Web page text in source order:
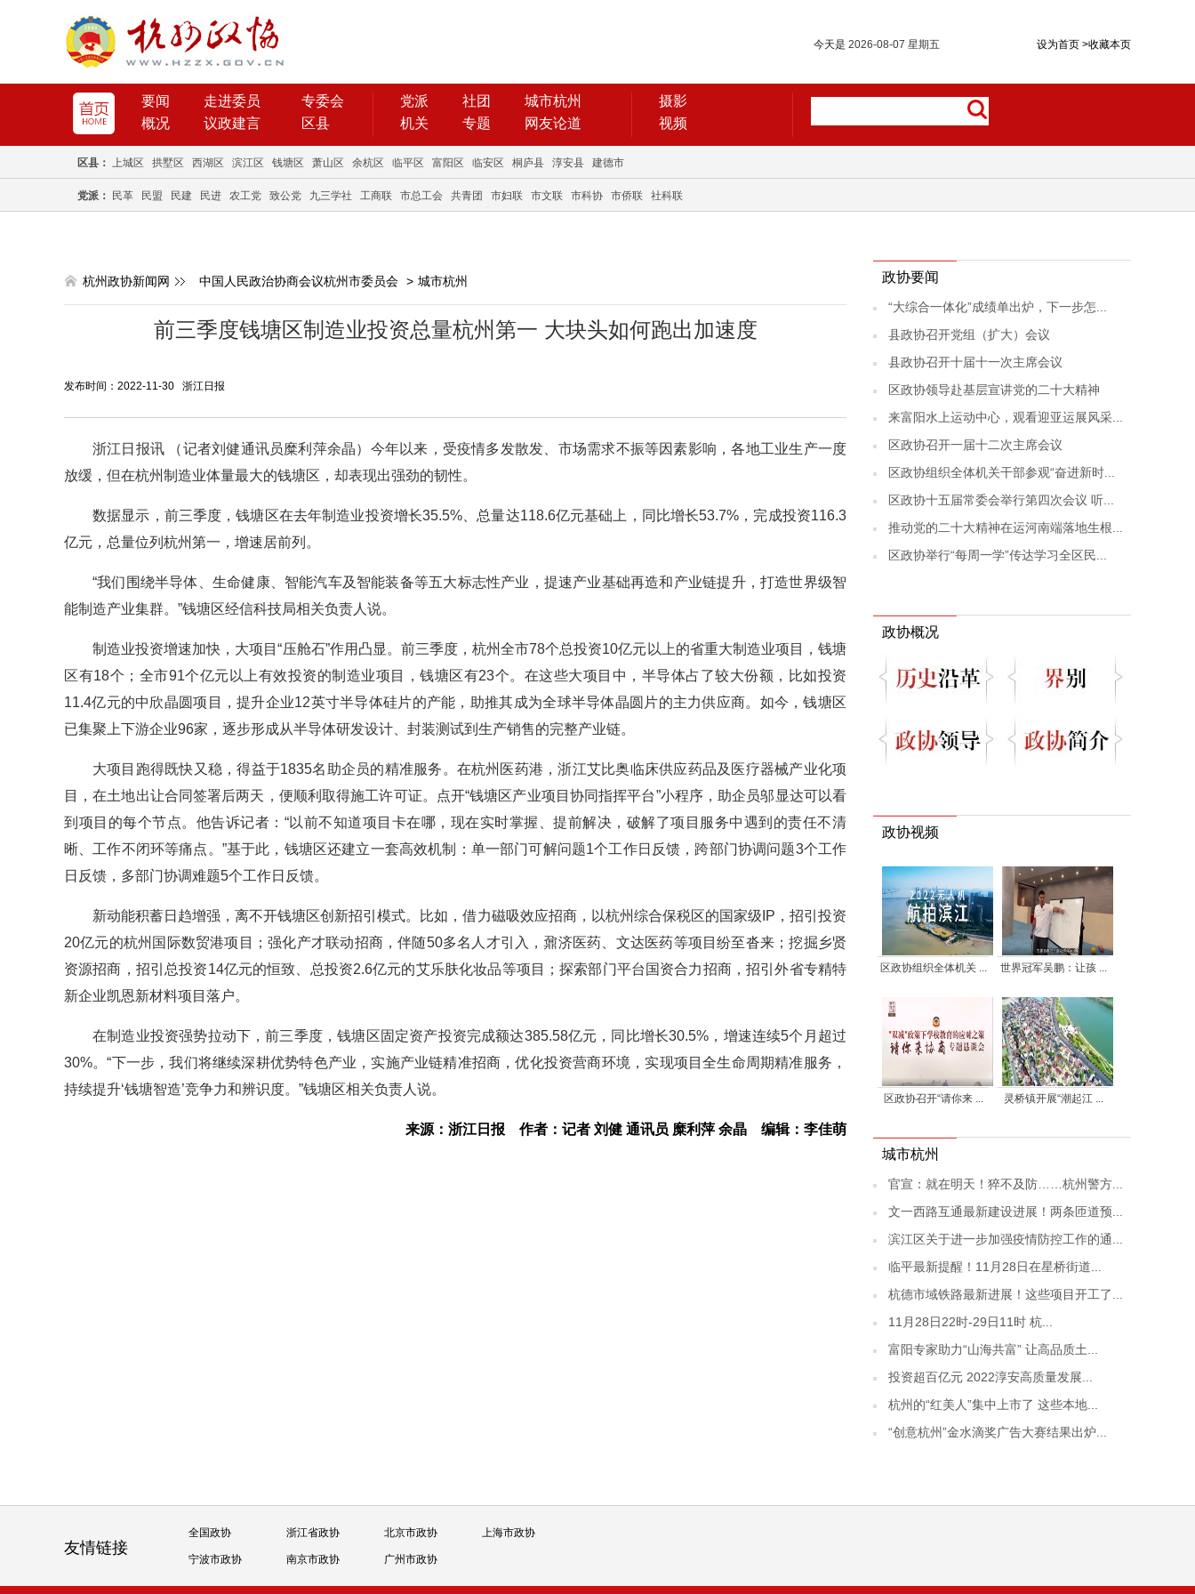
设为首页 >收藏本页
今天是 2026-08-07 星期五
要闻 走进委员
专委会
概况
议政建言 区县
党派 社团
城市杭州
机关
专题 网友论道
摄影
视频
区县： 上城区 拱墅区 西湖区 滨江区 钱塘区 萧山区 余杭区 临平区 富阳区 临安区 桐庐县 淳安县 建德市
党派： 民革 民盟 民建 民进 农工党 致公党 九三学社 工商联 市总工会 共青团 市妇联 市文联 市科协 市侨联 社科联
杭州政协新闻网 中国人民政治协商会议杭州市委员会 > 城市杭州
前三季度钱塘区制造业投资总量杭州第一 大块头如何跑出加速度
发布时间：2022-11-30 浙江日报
浙江日报讯 （记者刘健通讯员糜利萍余晶）今年以来，受疫情多发散发、市场需求不振等因素影响，各地工业生产一度
放缓，但在杭州制造业体量最大的钱塘区，却表现出强劲的韧性。
数据显示，前三季度，钱塘区在去年制造业投资增长35.5%、总量达118.6亿元基础上，同比增长53.7%，完成投资116.3
亿元，总量位列杭州第一，增速居前列。
“我们围绕半导体、生命健康、智能汽车及智能装备等五大标志性产业，提速产业基础再造和产业链提升，打造世界级智
能制造产业集群。”钱塘区经信科技局相关负责人说。
制造业投资增速加快，大项目“压舱石”作用凸显。前三季度，杭州全市78个总投资10亿元以上的省重大制造业项目，钱塘
区有18个；全市91个亿元以上有效投资的制造业项目，钱塘区有23个。在这些大项目中，半导体占了较大份额，比如投资
11.4亿元的中欣晶圆项目，提升企业12英寸半导体硅片的产能，助推其成为全球半导体晶圆片的主力供应商。如今，钱塘区
已集聚上下游企业96家，逐步形成从半导体研发设计、封装测试到生产销售的完整产业链。
大项目跑得既快又稳，得益于1835名助企员的精准服务。在杭州医药港，浙江艾比奥临床供应药品及医疗器械产业化项
目，在土地出让合同签署后两天，便顺利取得施工许可证。点开“钱塘区产业项目协同指挥平台”小程序，助企员邬显达可以看
到项目的每个节点。他告诉记者：“以前不知道项目卡在哪，现在实时掌握、提前解决，破解了项目服务中遇到的责任不清
晰、工作不闭环等痛点。”基于此，钱塘区还建立一套高效机制：单一部门可解问题1个工作日反馈，跨部门协调问题3个工作
日反馈，多部门协调难题5个工作日反馈。
新动能积蓄日趋增强，离不开钱塘区创新招引模式。比如，借力磁吸效应招商，以杭州综合保税区的国家级IP，招引投资
20亿元的杭州国际数贸港项目；强化产才联动招商，伴随50多名人才引入，鼐济医药、文达医药等项目纷至沓来；挖掘乡贤
资源招商，招引总投资14亿元的恒致、总投资2.6亿元的艾乐肤化妆品等项目；探索部门平台国资合力招商，招引外省专精特
新企业凯恩新材料项目落户。
在制造业投资强势拉动下，前三季度，钱塘区固定资产投资完成额达385.58亿元，同比增长30.5%，增速连续5个月超过
30%。“下一步，我们将继续深耕优势特色产业，实施产业链精准招商，优化投资营商环境，实现项目全生命周期精准服务，
持续提升‘钱塘智造’竞争力和辨识度。”钱塘区相关负责人说。
来源：浙江日报 作者：记者 刘健 通讯员 糜利萍 余晶 编辑：李佳萌
政协要闻
“大综合一体化”成绩单出炉，下一步怎...
县政协召开党组（扩大）会议
县政协召开十届十一次主席会议
区政协领导赴基层宣讲党的二十大精神
来富阳水上运动中心，观看迎亚运展风采...
区政协召开一届十二次主席会议
区政协组织全体机关干部参观“奋进新时...
区政协十五届常委会举行第四次会议 听...
推动党的二十大精神在运河南端落地生根...
区政协举行“每周一学”传达学习全区民...
政协概况
政协视频
区政协组织全体机关 ... 世界冠军吴鹏：让孩 ...
区政协召开“请你来 ... 灵桥镇开展“潮起江 ...
城市杭州
官宣：就在明天！猝不及防……杭州警方...
文一西路互通最新建设进展！两条匝道预...
滨江区关于进一步加强疫情防控工作的通...
临平最新提醒！11月28日在星桥街道...
杭德市域铁路最新进展！这些项目开工了...
11月28日22时-29日11时 杭...
富阳专家助力“山海共富” 让高品质土...
投资超百亿元 2022淳安高质量发展...
杭州的“红美人”集中上市了 这些本地...
“创意杭州”金水滴奖广告大赛结果出炉...
友情链接
全国政协 浙江省政协 北京市政协 上海市政协
宁波市政协 南京市政协 广州市政协